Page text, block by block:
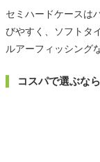
セミハードケースは
びやすく、ソフトタ
ルアーフィッシング
コスパで選ぶな